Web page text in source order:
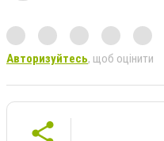
Авторизуйтесь, щоб оцінити